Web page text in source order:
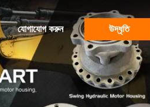
যোগাযোগ করুন উদ্ধৃতি